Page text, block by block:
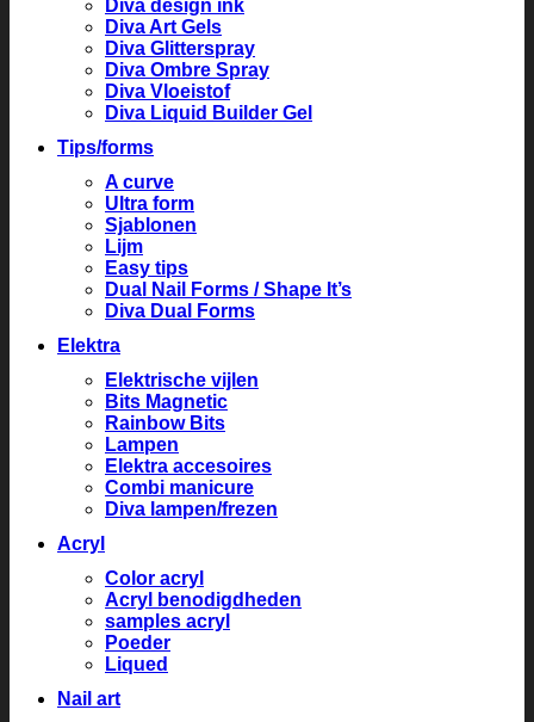
Diva design ink
Diva Art Gels
Diva Glitterspray
Diva Ombre Spray
Diva Vloeistof
Diva Liquid Builder Gel
Tips/forms
A curve
Ultra form
Sjablonen
Lijm
Easy tips
Dual Nail Forms / Shape It’s
Diva Dual Forms
Elektra
Elektrische vijlen
Bits Magnetic
Rainbow Bits
Lampen
Elektra accesoires
Combi manicure
Diva lampen/frezen
Acryl
Color acryl
Acryl benodigdheden
samples acryl
Poeder
Liqued
Nail art